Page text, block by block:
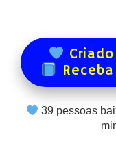
39pessoas